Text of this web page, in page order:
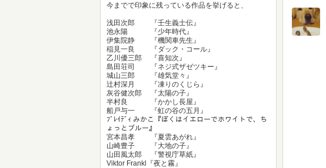
今までで印象に残っている作品を挙げると、
浅田次郎 『壬生義士伝』
池永陽 『少年時代』
伊集院静 『機関車先生』
稲見一良 『ダック・コール』
乙川優三郎 『喜知次』
島田荘司 『ネジ式ザゼツキー』
城山三郎 『雄気堂々』
辻村深月 『凍りのくじら』
灰谷健次郎 『太陽の子』
半村良 『かかし長屋』
船戸与一 『虹の谷の五月』
ﾌﾞﾚｲﾃﾞｨ みかこ『ぼくはイエローでホワイトで、ち
ょっとブルー』
宮本昌孝 『夏雲あがれ』
山崎豊子 『大地の子』
山田風太郎 『警視庁草紙』
Viktor Frankl『夜と霧』